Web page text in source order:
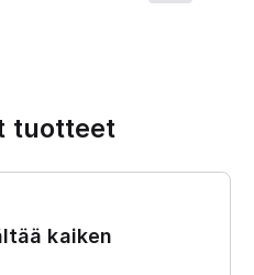
tuotteet
kaiken